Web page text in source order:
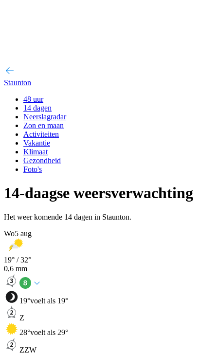
Staunton
48 uur
14 dagen
Neerslagradar
Zon en maan
Activiteiten
Vakantie
Klimaat
Gezondheid
Foto's
14-daagse weersverwachting
Het weer komende 14 dagen in Staunton.
Wo5 aug
19° /32°
0,6 mm
19°voelt als 19°
Z
28°voelt als 29°
ZZW